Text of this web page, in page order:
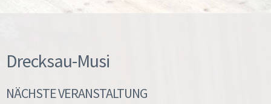
Drecksau-Musi
NÄCHSTE VERANSTALTUNG